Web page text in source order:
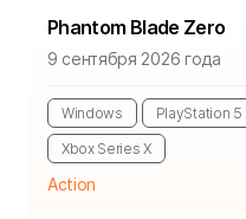
Phantom Blade Zero
9 сентября 2026 года
Windows PlayStation 5
Xbox Series X
Action